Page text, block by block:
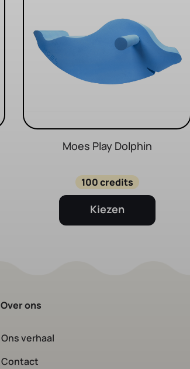
Moes Play Dolphin
100 credits
Kiezen
Over ons
Ons verhaal
Contact